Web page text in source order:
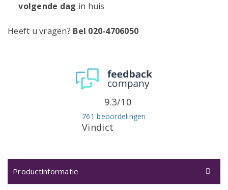
volgende dag in huis
Heeft u vragen? Bel 020-4706050
Vindict
761 beoordelingen
9.3/10
Productinformatie